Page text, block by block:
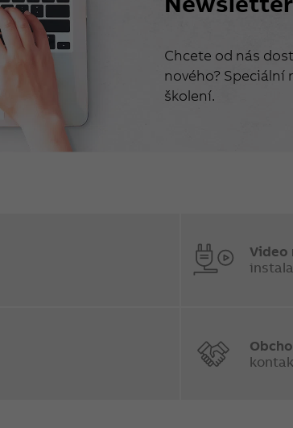
Chcete od nás
nového? Speciální
školení.
Video